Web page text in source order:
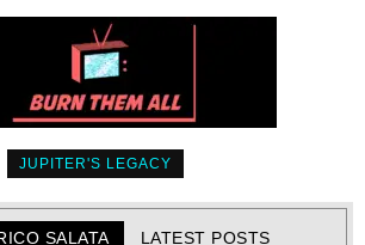
JUPITER'S LEGACY
SALATA LATEST POSTS